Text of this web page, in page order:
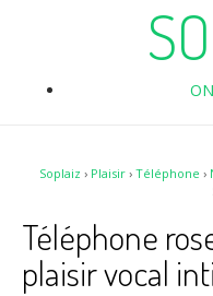
Soplaiz › Plaisir› Téléphone ›
Téléphone
plaisir vocal